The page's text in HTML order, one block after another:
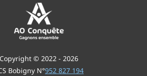
Copyright © 2022 - 2026
Bobigny N°952 827 194